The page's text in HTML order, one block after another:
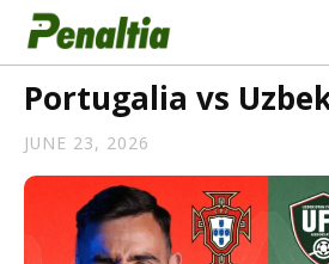
Portugalia vs
JUNE 23, 2026